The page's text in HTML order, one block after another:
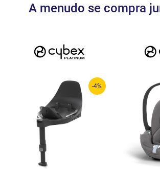
A menudo se compra
-4%